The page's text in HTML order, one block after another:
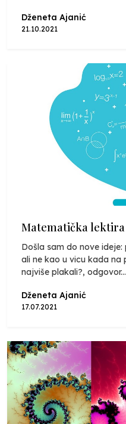
Dženeta Ajanić
21.10.2021
Matematička lektira
Došla sam do nove
ali ne kao u vicu kada na
najviše plakali?, odgovor...
Dženeta Ajanić
17.07.2021